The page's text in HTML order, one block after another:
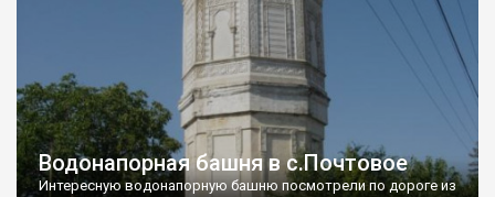
Водонапорная башня в с.Почтовое
Интересную водонапорную башню посмотрели по дороге из